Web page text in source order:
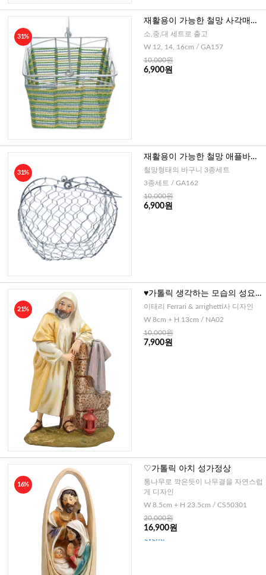
31%
재활용이 가능한 철망 사각매듭
바구니 3종세트 - 소,중,대
소,중,대 세트로 출고
W 12, 14, 16cm / GA157
10,000원
6,900원
31%
재활용이 가능한 철망 애플바구
니 3종세트 - 소, 중, 대
철망형태의 바구니 3종세트
3종세트 / GA162
10,000원
6,900원
21%
♥가톨릭 생각하는 모습의 성요
셉-이태리 디자인
이태리 Ferrari & arrighetti사 디자인
W 8cm + H 13cm / NA02
10,000원
7,900원
16%
♡가톨릭 아치 성가정상
통나무로 깍은듯이 나무결을 자연스럽
게 디자인
W 8.5cm + H 23.5cm / CS50301
20,000원
16,900원